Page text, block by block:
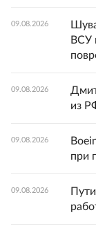
09.08.2026
ВСУ
09.08.2026
из
09.08.2026
при
09.08.2026